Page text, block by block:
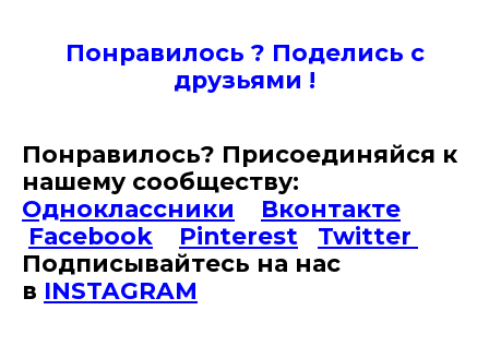
Понравилось ? Поделись с
друзьями !
Понравилось? Присоединяйся к
нашему сообществу:
Одноклассники
Вконтакте
Facebook
Pinterest
Twitter
Подписывайтесь на наc
в INSTAGRAM